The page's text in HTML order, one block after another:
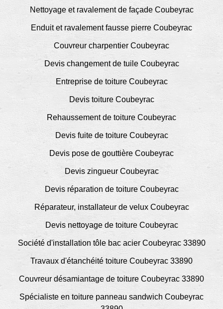
Nettoyage et ravalement de façade Coubeyrac
Enduit et ravalement fausse pierre Coubeyrac
Couvreur charpentier Coubeyrac
Devis changement de tuile Coubeyrac
Entreprise de toiture Coubeyrac
Devis toiture Coubeyrac
Rehaussement de toiture Coubeyrac
Devis fuite de toiture Coubeyrac
Devis pose de gouttière Coubeyrac
Devis zingueur Coubeyrac
Devis réparation de toiture Coubeyrac
Réparateur, installateur de velux Coubeyrac
Devis nettoyage de toiture Coubeyrac
Société d'installation tôle bac acier Coubeyrac 33890
Travaux d'étanchéité toiture Coubeyrac 33890
Couvreur désamiantage de toiture Coubeyrac 33890
Spécialiste en toiture panneau sandwich Coubeyrac